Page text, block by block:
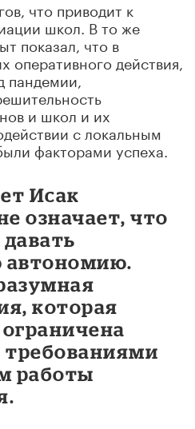
что приводит к
школ. В то же
показал, что в
оперативного действия,
пандемии,
и школ и их
с локальным
факторами успеха.
Исак
означает, что
автономию.
которая
требованиями
работы